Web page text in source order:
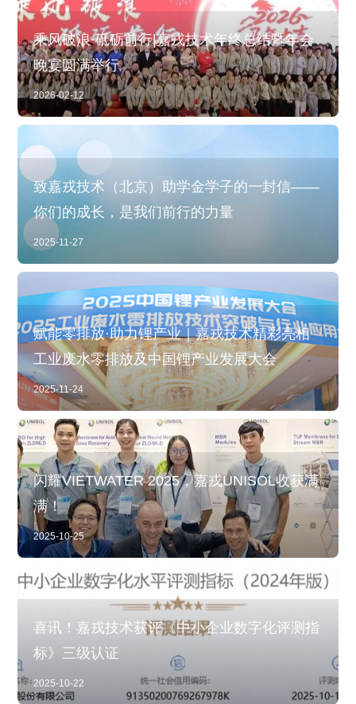
乘风破浪·砥砺前行|嘉戎技术年终总结暨年会
晚宴圆满举行
2026-02-12
致嘉戎技术（北京）助学金学子的一封信——
你们的成长，是我们前行的力量
2025-11-27
赋能零排放·助力锂产业｜嘉戎技术精彩亮相
工业废水零排放及中国锂产业发展大会
2025-11-24
闪耀VIETWATER 2025，嘉戎UNISOL收获满
满！
2025-10-25
喜讯！嘉戎技术获评《中小企业数字化评测指
标》三级认证
2025-10-22